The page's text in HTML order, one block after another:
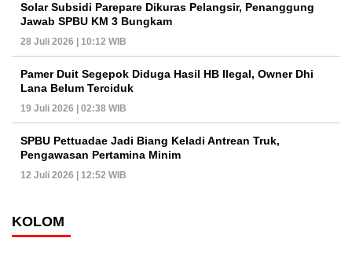
Solar Subsidi Parepare Dikuras Pelangsir, Penanggung
Jawab SPBU KM 3 Bungkam
28 Juli 2026 | 10:12 WIB
Pamer Duit Segepok Diduga Hasil HB Ilegal, Owner Dhi
Lana Belum Terciduk
19 Juli 2026 | 02:38 WIB
SPBU Pettuadae Jadi Biang Keladi Antrean Truk,
Pengawasan Pertamina Minim
12 Juli 2026 | 12:52 WIB
KOLOM